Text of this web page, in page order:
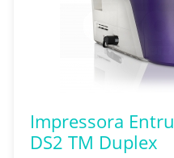
Impressora
DS2 TM Duplex